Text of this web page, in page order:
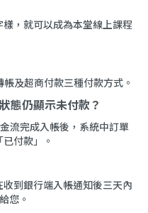
，就可以成為本堂線上課程
及超商付款三種付款方式。
態仍顯示未付款？
流完成入帳後，系統中訂單
付款」。
到銀行端入帳通知後三天內
您。